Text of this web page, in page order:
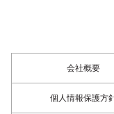
会社概要
個人情報保護方